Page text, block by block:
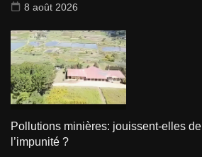
8 août 2026
Pollutions minières: jouissent-elles de
l’impunité ?